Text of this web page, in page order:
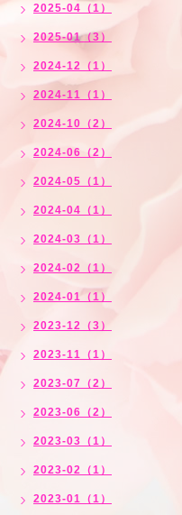
2025-04（1）
2025-01（3）
2024-12（1）
2024-11（1）
2024-10（2）
2024-06（2）
2024-05（1）
2024-04（1）
2024-03（1）
2024-02（1）
2024-01（1）
2023-12（3）
2023-11（1）
2023-07（2）
2023-06（2）
2023-03（1）
2023-02（1）
2023-01（1）